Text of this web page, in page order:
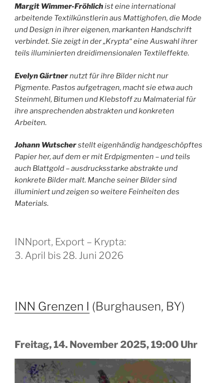
Margit Wimmer-Fröhlichist eine international
arbeitende Textilkünstlerin aus Mattighofen, die Mode
und Design in ihrer eigenen, markanten Handschrift
verbindet. Sie zeigt in der „Krypta“ eine Auswahl ihrer
teils illuminierten dreidimensionalen Textileffekte.
Evelyn Gärtnernutzt für ihre Bilder nicht nur
Pigmente. Pastos aufgetragen, macht sie etwa auch
Steinmehl, Bitumen und Klebstoff zu Malmaterial für
ihre ansprechenden abstrakten und konkreten
Arbeiten.
Johann Wutscherstellt eigenhändig handgeschöpftes
Papier her, auf dem er mit Erdpigmenten – und teils
auch Blattgold – ausdrucksstarke abstrakte und
konkrete Bilder malt. Manche seiner Bilder sind
illuminiert und zeigen so weitere Feinheiten des
Materials.
INNport, Export – Krypta:
3. April bis 28. Juni 2026
INN Grenzen I (Burghausen, BY)
Freitag, 14. November 2025, 19:00 Uhr